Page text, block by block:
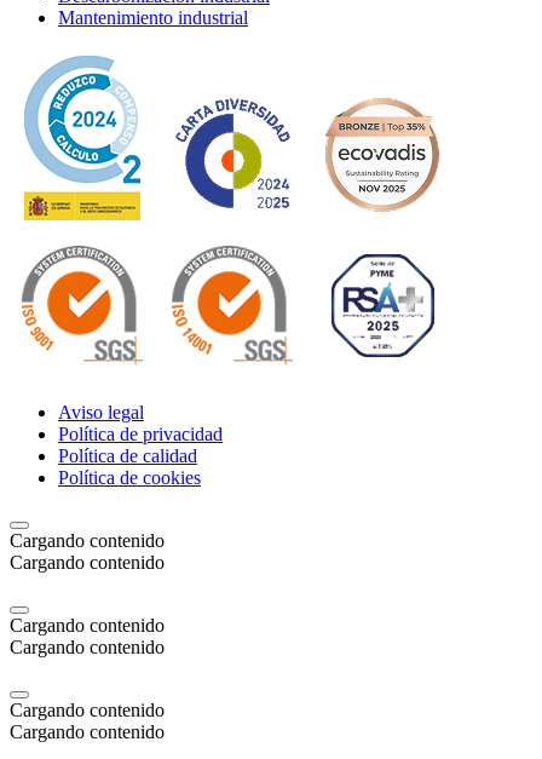
Mantenimiento industrial
Aviso legal
Política de privacidad
Política de calidad
Política de cookies
Cargando contenido
Cargando contenido
Cargando contenido
Cargando contenido
Cargando contenido
Cargando contenido